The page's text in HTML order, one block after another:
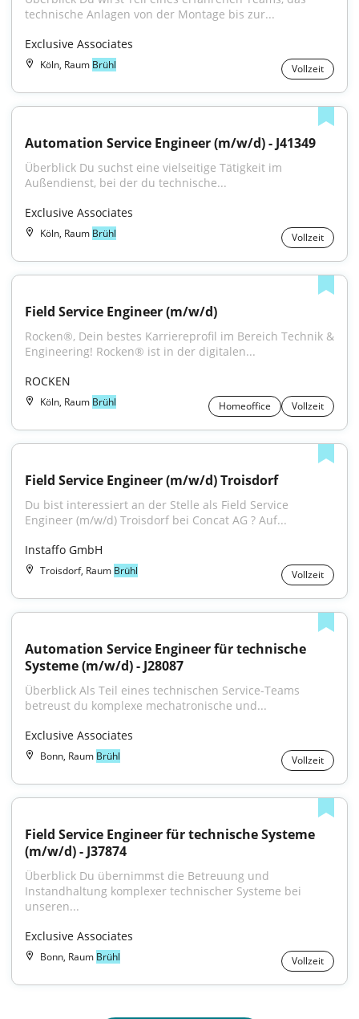
technische Anlagen von der Montage bis zur...
Exclusive Associates
Köln, Raum Brühl Vollzeit
Automation Service Engineer (m/w/d) - J41349
Überblick Du suchst eine vielseitige Tätigkeit im
Außendienst, bei der du technische...
Exclusive Associates
Köln, Raum Brühl Vollzeit
Field Service Engineer (m/w/d)
Rocken®, Dein bestes Karriereprofil im Bereich Technik &
Engineering! Rocken® ist in der digitalen...
ROCKEN
Köln, Raum Brühl Homeoffice Vollzeit
Field Service Engineer (m/w/d) Troisdorf
Du bist interessiert an der Stelle als Field Service
Engineer (m/w/d) Troisdorf bei Concat AG ? Auf...
Instaffo GmbH
Troisdorf, Raum Brühl Vollzeit
Automation Service Engineer für technische
Systeme (m/w/d) - J28087
Überblick Als Teil eines technischen Service-Teams
betreust du komplexe mechatronische und...
Exclusive Associates
Bonn, Raum Brühl Vollzeit
Field Service Engineer für technische Systeme
(m/w/d) - J37874
Überblick Du übernimmst die Betreuung und
Instandhaltung komplexer technischer Systeme bei
unseren...
Exclusive Associates
Bonn, Raum Brühl Vollzeit